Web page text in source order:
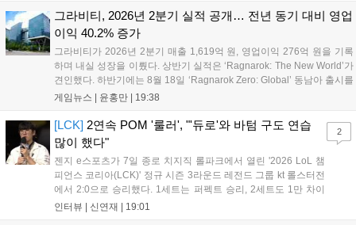
그라비티, 2026년 2분기 실적 공개… 전년 동기 대비 영업
이익 40.2% 증가
그라비티가 2026년 2분기 매출 1,619억 원, 영업이익 276억 원을 기록
하며 내실 성장을 이뤘다. 상반기 실적은 ‘Ragnarok: The New World’가
견인했다. 하반기에는 8월 18일 ‘Ragnarok Zero: Global’ 동남아 출시를
시작으로 9월 3일 ‘달려라 헤베레케 EX’, 9월 22일 ‘갈바테인’ 등 다양한
이’ 출시가 예정돼 있으며, 2027년에는 ‘Ragnarok 3’ 등 대작을 글로벌
출시할 계획이다. 그라비티는 조인트벤처 설립과 라그나로크 에코 시스
템 구축을 통해 신성장 동력을 확보할 방침이다....
게임뉴스 | 윤홍만 | 19:38
[LCK] 2연속 POM '룰러', "'듀로'와 바텀 구도 연습
많이 했다"
젠지 e스포츠가 7일 종로 치지직 롤파크에서 열린 '2026 LoL 챔
피언스 코리아(LCK)' 정규 시즌 3라운드 레전드 그룹 kt 롤스터전
에서 2:0으로 승리했다. 1세트는 퍼펙트 승리, 2세트도 1만 차이
를 벌리며 25분 만에 승리하면서 말 그대로 압도적인 경기력을 선
인터뷰 | 신연재 | 19:01
2